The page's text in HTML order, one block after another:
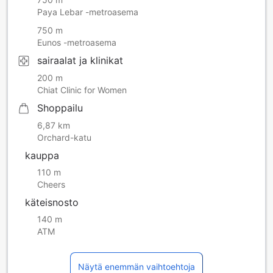
Paya Lebar -metroasema
750 m
Eunos -metroasema
sairaalat ja klinikat
200 m
Chiat Clinic for Women
Shoppailu
6,87 km
Orchard-katu
kauppa
110 m
Cheers
käteisnosto
140 m
ATM
Näytä enemmän vaihtoehtoja